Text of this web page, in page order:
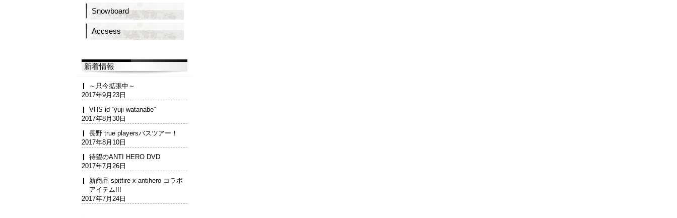
Snowboard
Accsess
新着情報
～只今拡張中～
2017年9月23日
VHS id “yuji watanabe”
2017年8月30日
長野 true playersバスツアー！
2017年8月10日
待望のANTI HERO DVD
2017年7月26日
新商品 spitfire x antihero コラボ
アイテム!!!
2017年7月24日